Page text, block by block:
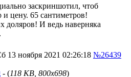
заскриншотил, чтоб
и цену. 65 сантиметров!
доляров! И ведь наверняка
13 ноября 2021 02:26:18 №26439
- (118 KB, 800x698)